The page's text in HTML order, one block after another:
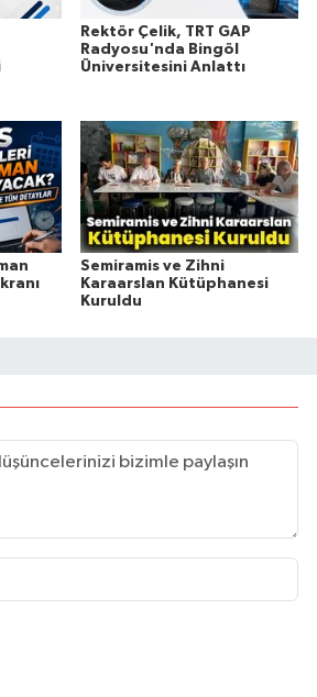
Rektör Çelik, TRT GAP
Radyosu'nda Bingöl
Üniversitesini Anlattı
Semiramis ve Zihni
Karaarslan Kütüphanesi
Kuruldu